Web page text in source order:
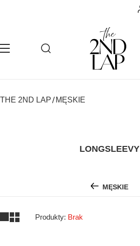
Menu Otwórz wyszukiwarkę
Szukaj
THE 2ND LAP MĘSKIE
LONGSLEEVY
MĘSKIE
Produkty: Brak